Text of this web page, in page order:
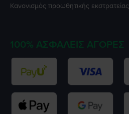
Κανονισμός προωθητικής εκστρατείας
100% ΑΣΦΑΛΕΊΣ ΑΓΟΡΈΣ